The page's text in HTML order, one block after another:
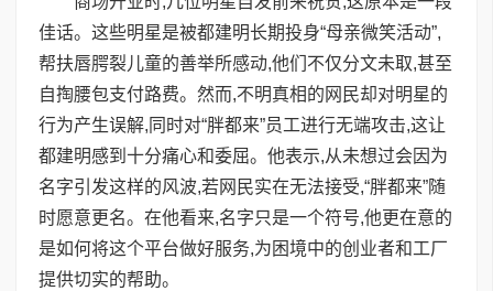
佳话。这些明星是被都建明长期投身“母亲微笑活动”,
帮扶唇腭裂儿童的善举所感动,他们不仅分文未取,甚至
自掏腰包支付路费。然而,不明真相的网民却对明星的
行为产生误解,同时对“胖都来”员工进行无端攻击,这让
都建明感到十分痛心和委屈。他表示,从未想过会因为
名字引发这样的风波,若网民实在无法接受,“胖都来”随
时愿意更名。在他看来,名字只是一个符号,他更在意的
是如何将这个平台做好服务,为困境中的创业者和工厂
提供切实的帮助。